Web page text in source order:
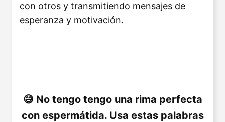
con otros y transmitiendo mensajes de
esperanza y motivación.
No tengo tengo una rima perfecta
con espermátida. Usa estas palabras